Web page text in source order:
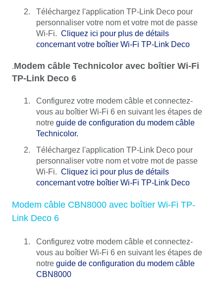
Téléchargez l'application TP-Link Deco pour
personnaliser votre nom et votre mot de passe
Wi-Fi. Cliquez ici pour plus de détails
concernant votre boîtier Wi-Fi TP-Link Deco
.Modem câble Technicolor avec boîtier Wi-Fi
TP-Link Deco 6
Configurez votre modem câble et connectez-
vous au boîtier Wi-Fi 6 en suivant les étapes de
notre guide de configuration du modem câble
Technicolor.
Téléchargez l'application TP-Link Deco pour
personnaliser votre nom et votre mot de passe
Wi-Fi. Cliquez ici pour plus de détails
concernant votre boîtier Wi-Fi TP-Link Deco
Modem câble CBN8000 avec boîtier Wi-Fi TP-
Link Deco 6
Configurez votre modem câble et connectez-
vous au boîtier Wi-Fi 6 en suivant les étapes de
notre guide de configuration du modem câble
CBN8000